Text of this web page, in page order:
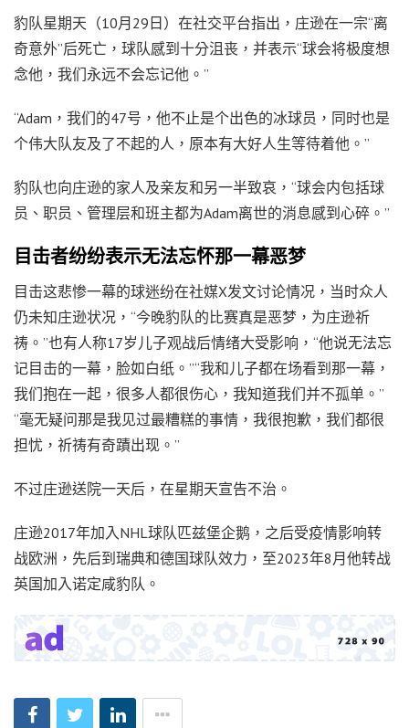
豹队星期天（10月29日）在社交平台指出，庄逊在一宗“离
奇意外”后死亡，球队感到十分沮丧，并表示“球会将极度想
念他，我们永远不会忘记他。”
“Adam，我们的47号，他不止是个出色的冰球员，同时也是
个伟大队友及了不起的人，原本有大好人生等待着他。”
豹队也向庄逊的家人及亲友和另一半致哀，“球会内包括球
员、职员、管理层和班主都为Adam离世的消息感到心碎。”
目击者纷纷表示无法忘怀那一幕恶梦
目击这悲惨一幕的球迷纷在社媒X发文讨论情况，当时众人
仍未知庄逊状况，“今晚豹队的比赛真是恶梦，为庄逊祈
祷。”也有人称17岁儿子观战后情绪大受影响，“他说无法忘
记目击的一幕，脸如白纸。”“我和儿子都在场看到那一幕，
我们抱在一起，很多人都很伤心，我知道我们并不孤单。”
“毫无疑问那是我见过最糟糕的事情，我很抱歉，我们都很
担忧，祈祷有奇蹟出现。”
不过庄逊送院一天后，在星期天宣告不治。
庄逊2017年加入NHL球队匹兹堡企鹅，之后受疫情影响转
战欧洲，先后到瑞典和德国球队效力，至2023年8月他转战
英国加入诺定咸豹队。